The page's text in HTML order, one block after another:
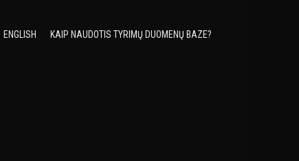
ENGLISH KAIP NAUDOTIS TYRIMŲ DUOMENŲ BAZE?